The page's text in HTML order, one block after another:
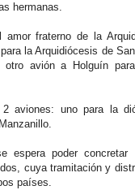
hermanas.
fraterno de la
la Arquidiócesis de
otro avión a Holguín
aviones: uno para la
espera poder
cuya tramitación y
países.